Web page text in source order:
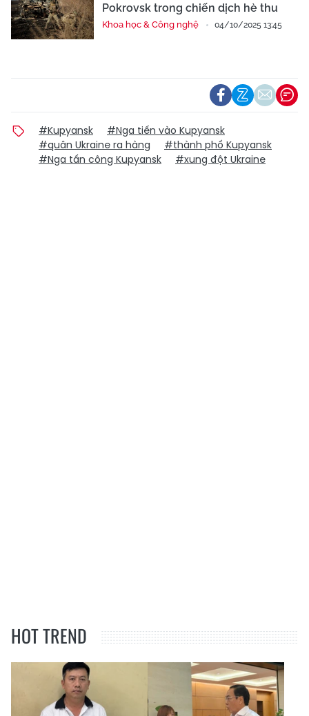
Pokrovsk trong chiến dịch hè thu
Khoa học & Công nghệ 04/10/2025 13:45
#Kupyansk
#Nga tiến vào Kupyansk
#quân Ukraine ra hàng
#thành phố Kupyansk
#Nga tấn công Kupyansk
#xung đột Ukraine
HOT TREND